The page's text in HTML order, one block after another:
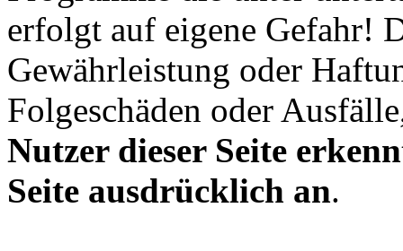
erfolgt auf eigene Gefahr!
Gewährleistung oder
Folgeschäden oder
Nutzer dieser Seite
Seite ausdrücklich an.